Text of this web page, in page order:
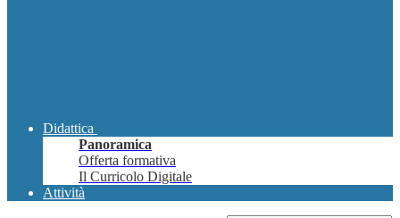
Didattica
Panoramica
Offerta formativa
Il Curricolo Digitale
Attività